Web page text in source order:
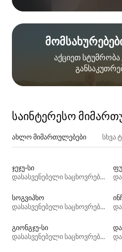
აქციეთ
საინტერესო
ახლო მიმართულებები სხვა
ჯეჯუ-სი
დასასვენებელი საცხოვრებლები
სოგვიპხო
დასასვენებელი საცხოვრებლები
გიონგჯუ-სი
დასასვენებელი საცხოვრებლები